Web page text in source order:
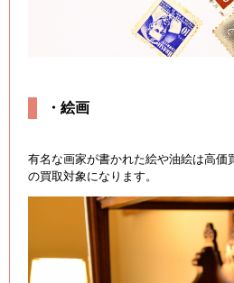
・絵画
有名な画家が書かれた絵や油絵は高価
の買取対象になります。